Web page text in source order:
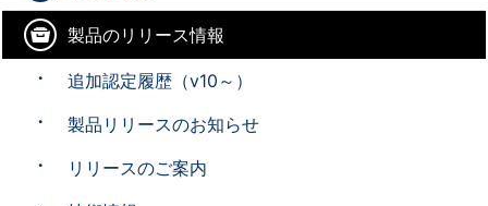
製品のリリース情報
追加認定履歴（v10～）
製品リリースのお知らせ
リリースのご案内